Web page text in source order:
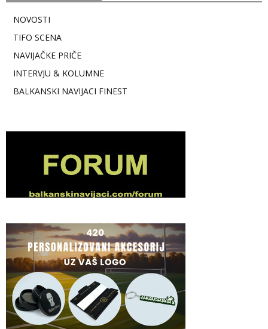
NOVOSTI
TIFO SCENA
NAVIJAČKE PRIČE
INTERVJU & KOLUMNE
BALKANSKI NAVIJACI FINEST